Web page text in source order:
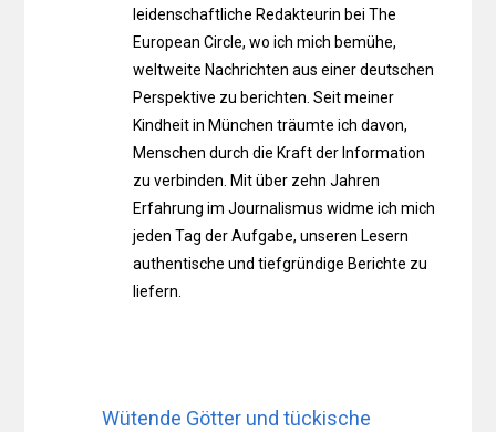
leidenschaftliche Redakteurin bei The
European Circle, wo ich mich bemühe,
weltweite Nachrichten aus einer deutschen
Perspektive zu berichten. Seit meiner
Kindheit in München träumte ich davon,
Menschen durch die Kraft der Information
zu verbinden. Mit über zehn Jahren
Erfahrung im Journalismus widme ich mich
jeden Tag der Aufgabe, unseren Lesern
authentische und tiefgründige Berichte zu
liefern.
Wütende Götter und tückische